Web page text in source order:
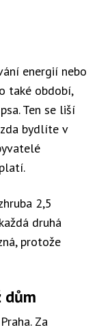
energií nebo
také období,
Ten se liší
bydlíte v
2,5
druhá
protože
dům
Za